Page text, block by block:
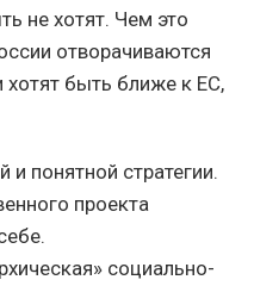
не хотят. Чем это
отворачиваются
быть ближе к ЕС,
и понятной стратегии.
проекта
социально-